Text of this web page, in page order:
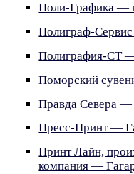
Поли-Графика —
Полиграф-
Полиграфия-СТ
Поморский
Правда Севера —
Пресс-Принт —
Принт Лайн,
компания —